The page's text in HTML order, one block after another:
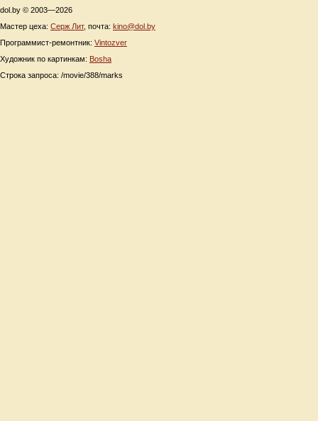
dol.by © 2003—2026
Мастер цеха: Серж Лит, почта: kino@dol.by
Программист-ремонтник: Vintozver
Художник по картинкам: Bosha
Строка запроса: /movie/388/marks